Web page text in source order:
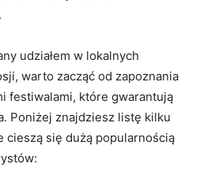
udziałem w lokalnych
warto zacząć od ⁤zapoznania
festiwalami, które gwarantują
Poniżej znajdziesz listę kilku
się ⁣dużą popularnością